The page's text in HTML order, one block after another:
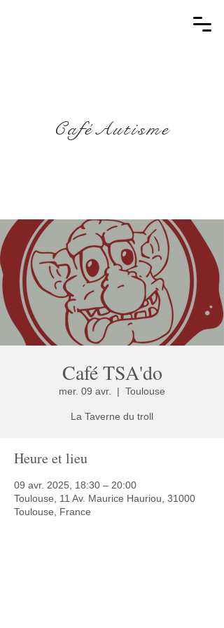
CaféAutisme
Café TSA'do
mer. 09 avr.
  |
Toulouse
La Taverne du troll
Heure et lieu
09 avr. 2025, 18:30 – 20:00
Toulouse, 11 Av. Maurice Hauriou, 31000
Toulouse, France